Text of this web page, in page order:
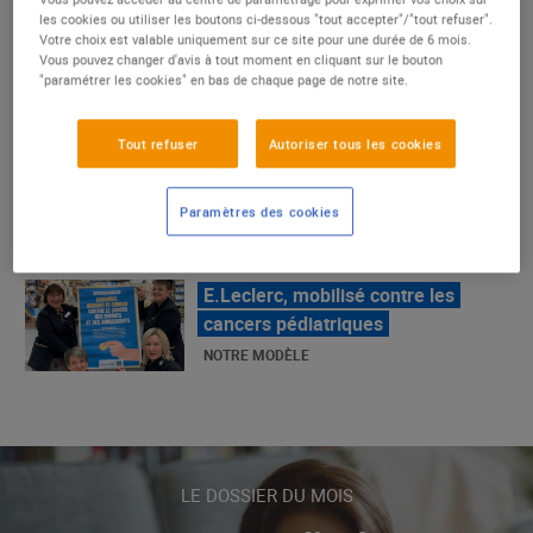
La Grande Rencontre 2024, encore
NOTRE MODÈLE
E.Leclerc, mobilisé contre les
cancers pédiatriques
NOTRE MODÈLE
NOTRE MODÈLE
LE DOSSIER DU MOIS
les cookies ou utiliser les boutons ci-dessous "tout accepter"/"tout refuser".
Votre choix est valable uniquement sur ce site pour une durée de 6 mois.
Vous pouvez changer d'avis à tout moment en cliquant sur le bouton
"paramétrer les cookies" en bas de chaque page de notre site.
Tout refuser Autoriser tous les cookies
Paramètres des cookies